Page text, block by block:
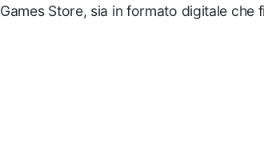
Games Store, sia in formato digitale che